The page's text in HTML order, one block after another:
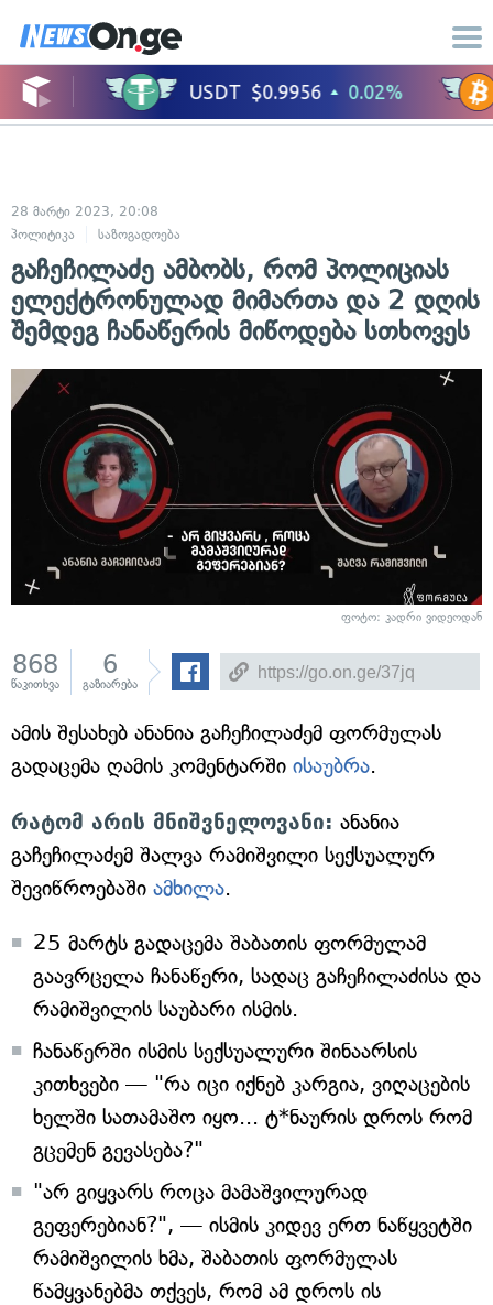
28 მარტი 2023, 20:08
პოლიტიკა
საზოგადოება
გაჩეჩილაძე ამბობს, რომ პოლიციას
ელექტრონულად მიმართა და 2 დღის
შემდეგ ჩანაწერის მიწოდება სთხოვეს
ფოტო: კადრი ვიდეოდან
868
წაკითხვა
6
გაზიარება
ამის შესახებ ანანია გაჩეჩილაძემ ფორმულას
გადაცემა ღამის კომენტარში ისაუბრა.
რატომ არის მნიშვნელოვანი: ანანია
გაჩეჩილაძემ შალვა რამიშვილი სექსუალურ
შევიწროებაში ამხილა.
25 მარტს გადაცემა შაბათის ფორმულამ
გაავრცელა ჩანაწერი, სადაც გაჩეჩილაძისა და
რამიშვილის საუბარი ისმის.
ჩანაწერში ისმის სექსუალური შინაარსის
კითხვები — "რა იცი იქნებ კარგია, ვიღაცების
ხელში სათამაშო იყო... ტ*ნაურის დროს რომ
გცემენ გევასება?"
"არ გიყვარს როცა მამაშვილურად
გეფერებიან?", — ისმის კიდევ ერთ ნაწყვეტში
რამიშვილის ხმა, შაბათის ფორმულას
წამყვანებმა თქვეს, რომ ამ დროს ის